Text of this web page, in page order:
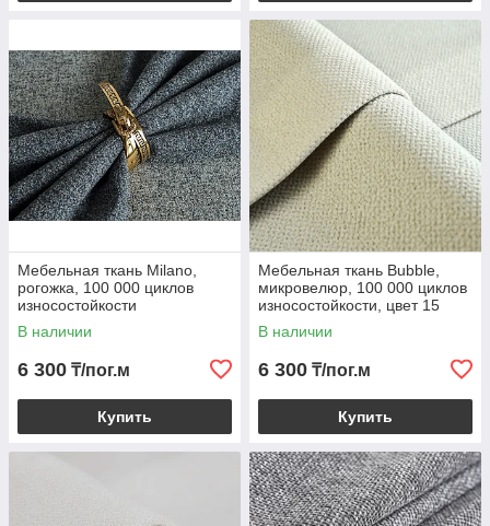
Мебельная ткань Міlano,
рогожка, 100 000 циклов
износостойкости
В наличии
6 300 ₸/пог.м
Купить
Мебельная ткань Bubble,
микровелюр, 100 000 циклов
износостойкости, цвет 15
White
В наличии
6 300 ₸/пог.м
Купить